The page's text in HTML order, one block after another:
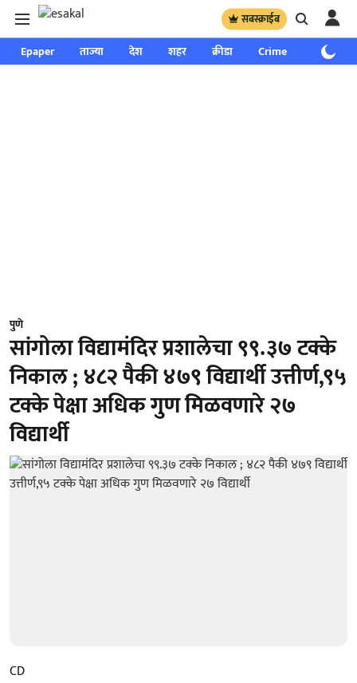
सबस्क्राईब
Epaper ताज्या देश शहर क्रीडा Crime साप्ताहिक
पुणे
सांगोला विद्यामंदिर प्रशालेचा ९९.३७ टक्के
निकाल ; ४८२ पैकी ४७९ विद्यार्थी उत्तीर्ण,९५
टक्के पेक्षा अधिक गुण मिळवणारे २७
विद्यार्थी
CD